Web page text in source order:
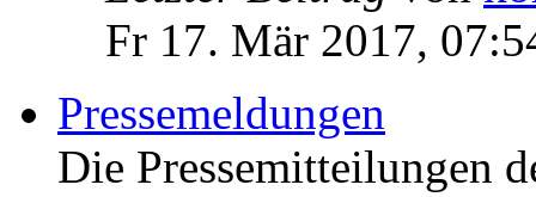
Fr 17. Mär 2017,
Pressemeldungen
Die Pressemitteilungen